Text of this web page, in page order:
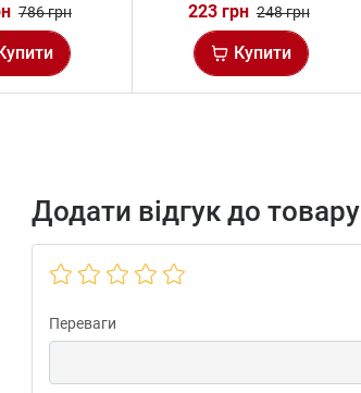
786 грн 223 грн 248 грн
Купити
Додати відгук до товару
Переваги